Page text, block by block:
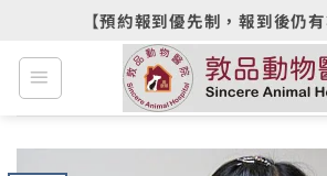
content
【預約報到優先制，報到後仍有